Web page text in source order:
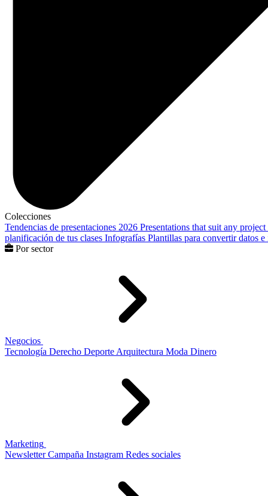
Colecciones
Tendencias de presentaciones 2026 Presentations that suit any project
planificación de tus clases Infografías Plantillas para convertir datos
Por sector
Negocios
Tecnología Derecho Deporte Arquitectura Moda Dinero
Marketing
Newsletter Campaña Instagram Redes sociales